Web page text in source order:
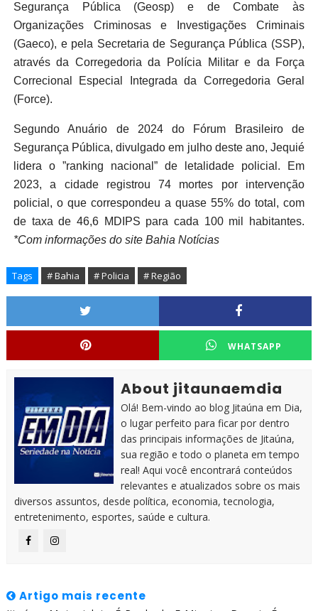
Segurança Pública (Geosp) e de Combate às
Organizações Criminosas e Investigações Criminais
(Gaeco), e pela Secretaria de Segurança Pública (SSP),
através da Corregedoria da Polícia Militar e da Força
Correcional Especial Integrada da Corregedoria Geral
(Force).
Segundo Anuário de 2024 do Fórum Brasileiro de
Segurança Pública, divulgado em julho deste ano, Jequié
lidera o ”ranking nacional” de letalidade policial. Em
2023, a cidade registrou 74 mortes por intervenção
policial, o que correspondeu a quase 55% do total, com
de taxa de 46,6 MDIPS para cada 100 mil habitantes.
*Com informações do site Bahia Notícias
Tags # Bahia # Policia # Região
WHATSAPP
About jitaunaemdia
Olá! Bem-vindo ao blog Jitaúna em Dia,
o lugar perfeito para ficar por dentro
das principais informações de Jitaúna,
sua região e todo o planeta em tempo
real! Aqui você encontrará conteúdos
relevantes e atualizados sobre os mais
diversos assuntos, desde política, economia, tecnologia,
entretenimento, esportes, saúde e cultura.
Artigo mais recente